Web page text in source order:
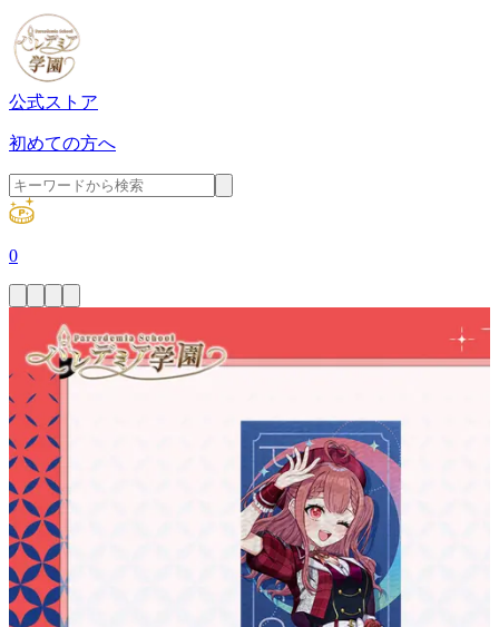
公式ストア
初めての方へ
0